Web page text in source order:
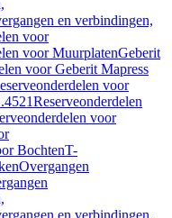
en verbindingen,
voor
voor MuurplatenGeberit
voor Geberit Mapress
voor
Reserveonderdelen
voor
BochtenT-
Overgangen
en verbindingen,